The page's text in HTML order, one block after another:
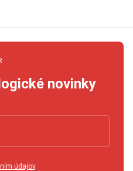
novinky
údajov.